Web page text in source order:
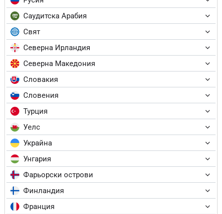
Саудитска Арабия
Свят
Северна Ирландия
Северна Македония
Словакия
Словения
Турция
Уелс
Украйна
Унгария
Фарьорски острови
Финландия
Франция